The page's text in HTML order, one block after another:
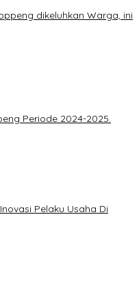
dikeluhkan Warga, ini
Periode 2024-2025.
Pelaku Usaha Di